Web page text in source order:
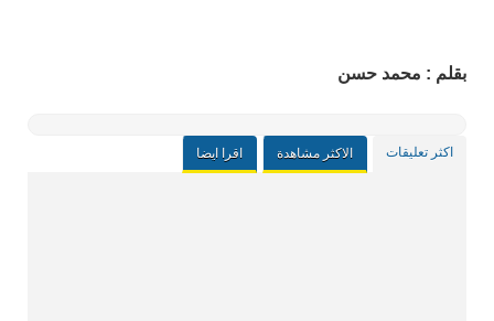
بقلم : محمد حسن
اكثر تعليقات الاكثر مشاهدة اقرا ايضا